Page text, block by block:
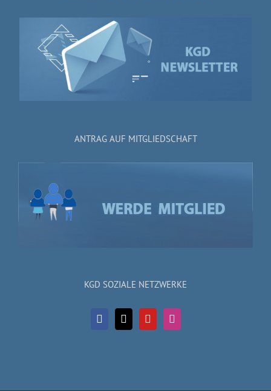
ANTRAG AUF MITGLIEDSCHAFT
KGD SOZIALE NETZWERKE